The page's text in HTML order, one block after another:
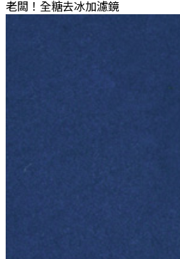
老闆！全糖去冰加濾鏡